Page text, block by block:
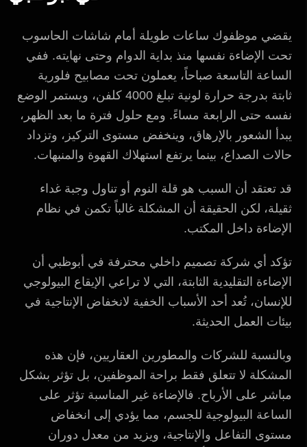
يقضي موظفوك ساعات طويلة أمام شاشات الحاسوب
تحت الإضاءة نفسها منذ بداية الدوام وحتى نهايته. ففي
الساعة التاسعة صباحاً، يعملون تحت مصابيح فلورية
ثابتة بدرجة حرارة لونية تبلغ 4000 كلفن، ويستمر الوضع
نفسه حتى الرابعة مساءً. ومع حلول فترة ما بعد الظهر،
يبدأ الشعور بالإرهاق، وينخفض مستوى التركيز، وتزداد
حالات الصداع، بينما يرتفع استهلاك القهوة والمنبهات.
قد تعتقد أن السبب هو قلة النوم أو تناول وجبة غداء
ثقيلة، لكن الحقيقة أن المشكلة غالباً تكمن في نظام
الإضاءة داخل المكتب.
تؤكد أي شركة تصميم داخلي محترفة في أبوظبي أن
الإضاءة التقليدية الثابتة، التي لا تراعي الإيقاع البيولوجي
للإنسان، تُعد أحد الأسباب الخفية لانخفاض الإنتاجية في
بيئات العمل الحديثة.
وبالنسبة للشركات والمطورين العقاريين، فإن هذه
المشكلة لا تتعلق فقط براحة الموظفين، بل تؤثر بشكل
مباشر على الأرباح. فالإضاءة غير المناسبة تؤثر على
الساعة البيولوجية للجسم، مما يؤدي إلى انخفاض
مستوى التفاعل والإنتاجية، ويزيد من معدل دوران